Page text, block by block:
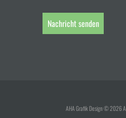
AHA Grafik Design © 2026